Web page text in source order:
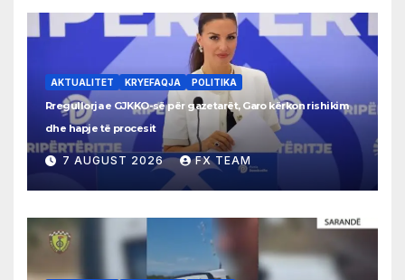
AKTUALITET KRYEFAQJA POLITIKA
Rregullorja e GJKKO-së për gazetarët, Garo kërkon rishikim
dhe hapje të procesit
7 AUGUST 2026 FX TEAM